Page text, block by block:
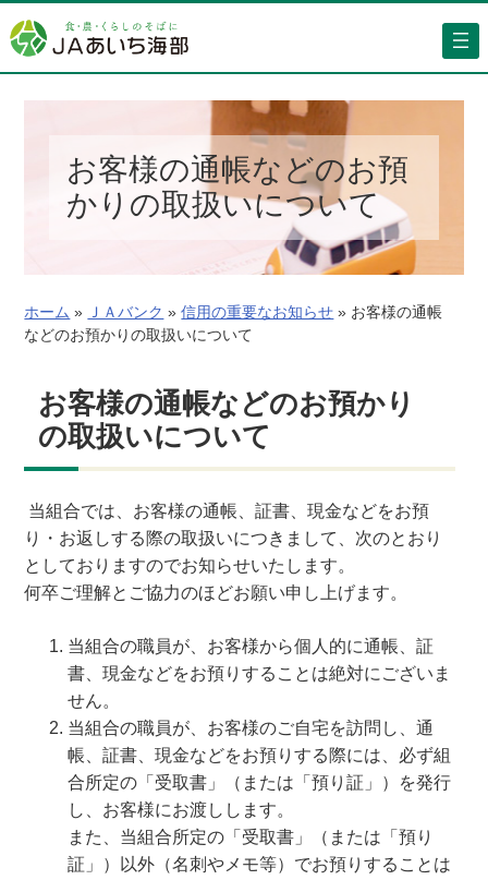
容
を
お客様の通帳などのお預
かりの取扱いについて
ホーム » ＪＡバンク » 信用の重要なお知らせ » お客様の通帳
などのお預かりの取扱いについて
お客様の通帳などのお預かり
の取扱いについて
当組合では、お客様の通帳、証書、現金などをお預
り・お返しする際の取扱いにつきまして、次のとおり
としておりますのでお知らせいたします。
何卒ご理解とご協力のほどお願い申し上げます。
当組合の職員が、お客様から個人的に通帳、証
書、現金などをお預りすることは絶対にございま
せん。
当組合の職員が、お客様のご自宅を訪問し、通
帳、証書、現金などをお預りする際には、必ず組
合所定の「受取書」（または「預り証」）を発行
し、お客様にお渡しします。
また、当組合所定の「受取書」（または「預り
証」）以外（名刺やメモ等）でお預りすることは